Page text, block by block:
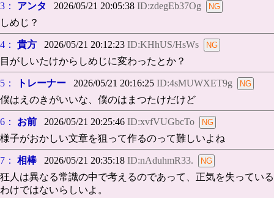
3： アンタ 2026/05/21 20:05:38 ID:zdegEb37Og
しめじ？
4： 貴方 2026/05/21 20:12:23 ID:KHhUS/HsWs
目がしいたけからしめじに変わったとか？
5： トレーナー 2026/05/21 20:16:25 ID:4sMUWXET9g
僕はえのきがいいな、僕のはまつたけだけど
6： お前 2026/05/21 20:25:46 ID:xvfVUGbcTo
様子がおかしい文章を狙って作るのって難しいよね
7： 相棒2026/05/21 20:35:18 ID:nAduhmR33.
狂人は異なる常識の中で考えるのであって、正気を失っている
わけではないらしいよ。